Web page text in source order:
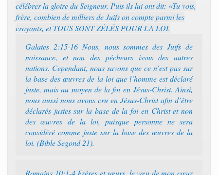
célébrer la gloire du Seigneur. Puis ils lui ont dit: «Tu vois,
frère, combien de milliers de Juifs on compte parmi les
croyants, et TOUS SONT ZÉLÉS POUR LA LOI.
Galates 2:15-16 Nous, nous sommes des Juifs de
naissance, et non des pécheurs issus des autres
nations. Cependant, nous savons que ce n’est pas sur
la base des œuvres de la loi que l’homme est déclaré
juste, mais au moyen de la foi en Jésus-Christ. Ainsi,
nous aussi nous avons cru en Jésus-Christ afin d’être
déclarés justes sur la base de la foi en Christ et non
des œuvres de la loi, puisque personne ne sera
considéré comme juste sur la base des œuvres de la
loi. (Bible Segond 21).
Romains 10:1-4 Frères et sœurs, le vœu de mon cœur